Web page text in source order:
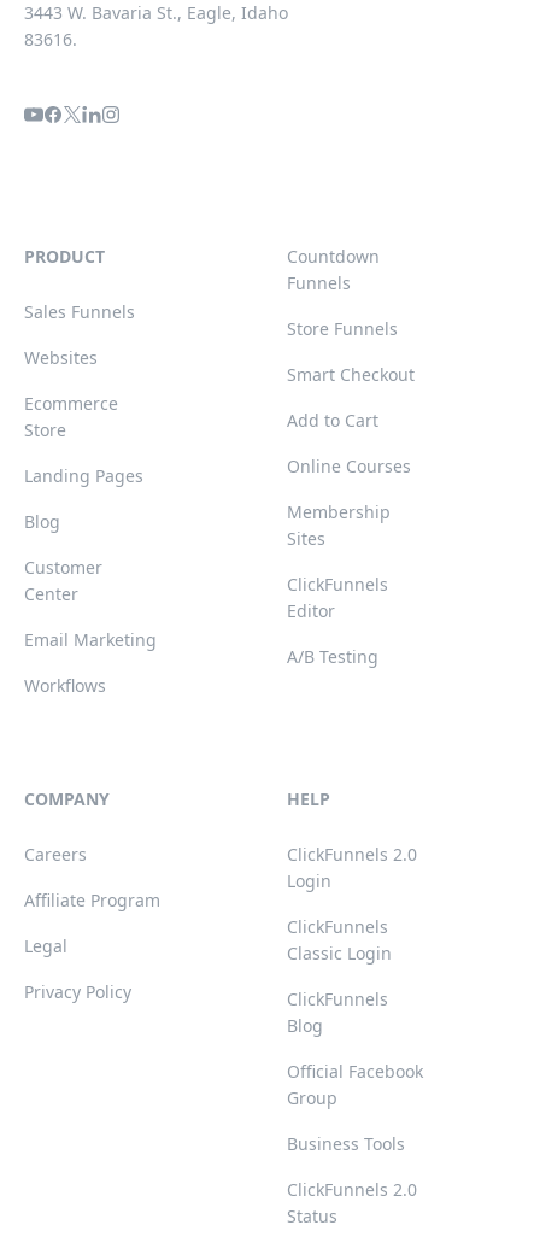
3443 W. Bavaria St., Eagle, Idaho
83616.
PRODUCT
Sales Funnels
Websites
Ecommerce
Store
Landing Pages
Blog
Customer
Center
Email Marketing
Workflows
Countdown
Funnels
Store Funnels
Smart Checkout
Add to Cart
Online Courses
Membership
Sites
ClickFunnels
Editor
A/B Testing
COMPANY
Careers
Affiliate Program
Legal
Privacy Policy
HELP
ClickFunnels 2.0
Login
ClickFunnels
Classic Login
ClickFunnels
Blog
Official Facebook
Group
Business Tools
ClickFunnels 2.0
Status